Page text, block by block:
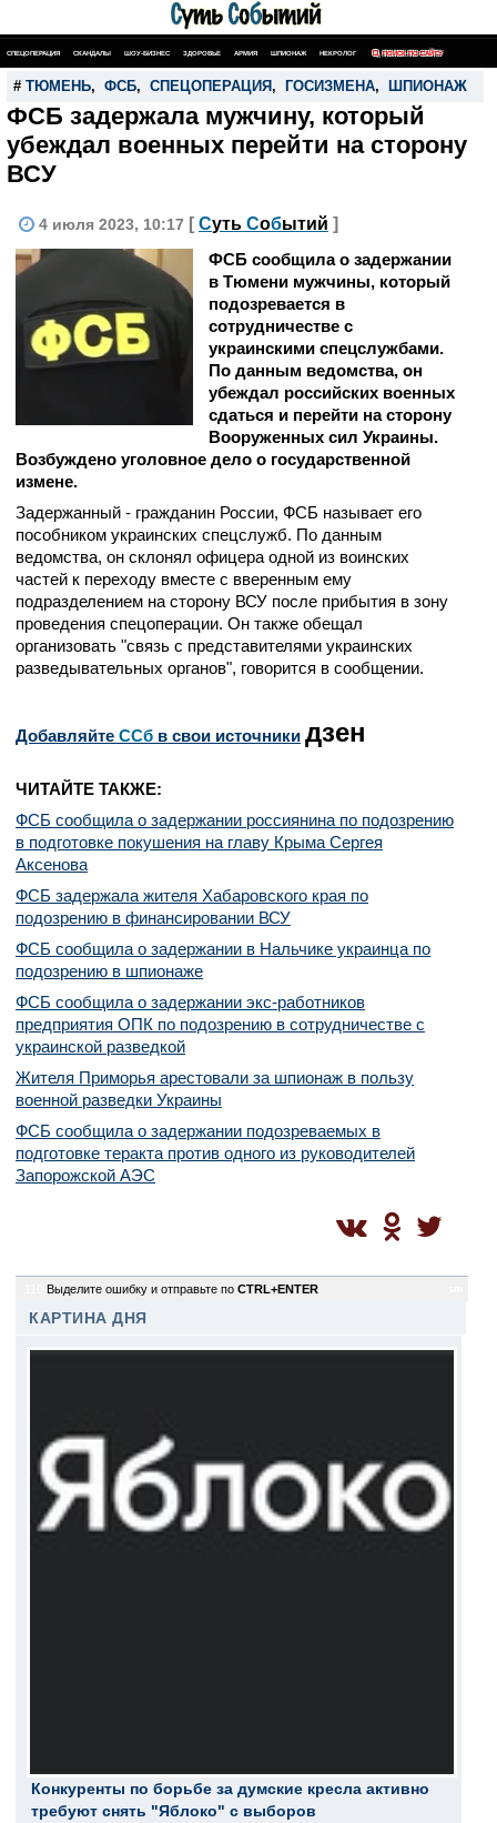
СПЕЦОПЕРАЦИЯ СКАНДАЛЫ ШОУ-БИЗНЕС ЗДОРОВЬЕ АРМИЯ ШПИОНАЖ НЕКРОЛОГ ПОИСК ПО САЙТУ
# ТЮМЕНЬ, ФСБ, СПЕЦОПЕРАЦИЯ , ГОСИЗМЕНА, ШПИОНАЖ
ФСБ задержала мужчину, который
убеждал военных перейти на сторону
ВСУ
4 июля 2023, 10:17 [ Суть Событий ]
ФСБ сообщила о задержании
в Тюмени мужчины, который
подозревается в
сотрудничестве с
украинскими спецслужбами.
По данным ведомства, он
убеждал российских военных
сдаться и перейти на сторону
Вооруженных сил Украины.
Возбуждено уголовное дело о государственной
измене.
Задержанный - гражданин России, ФСБ называет его
пособником украинских спецслужб. По данным
ведомства, он склонял офицера одной из воинских
частей к переходу вместе с вверенным ему
подразделением на сторону ВСУ после прибытия в зону
проведения спецоперации. Он также обещал
организовать "связь с представителями украинских
разведывательных органов", говорится в сообщении.
Добавляйте CСб в свои источники дзен
ЧИТАЙТЕ ТАКЖЕ:
ФСБ сообщила о задержании россиянина по подозрению
в подготовке покушения на главу Крыма Сергея
Аксенова
ФСБ задержала жителя Хабаровского края по
подозрению в финансировании ВСУ
ФСБ сообщила о задержании в Нальчике украинца по
подозрению в шпионаже
ФСБ сообщила о задержании экс-работников
предприятия ОПК по подозрению в сотрудничестве с
украинской разведкой
Жителя Приморья арестовали за шпионаж в пользу
военной разведки Украины
ФСБ сообщила о задержании подозреваемых в
подготовке теракта против одного из руководителей
Запорожской АЭС
Выделите ошибку и отправьте по CTRL+ENTER
КАРТИНА ДНЯ
Конкуренты по борьбе за думские кресла активно
требуют снять "Яблоко" с выборов